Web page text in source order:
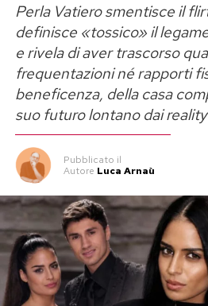
Perla Vatiero smentisce il
definisce «tossico» il
e rivela di aver trascorso
frequentazioni né rapporti
beneficenza, della casa
suo futuro lontano dai
Pubblicato il
Autore Luca Arnaù